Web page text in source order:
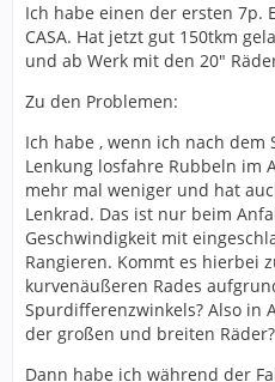
Ich habe einen der ersten 7p.
CASA. Hat jetzt gut 150tkm
und ab Werk mit den 20"
Zu den Problemen:
Ich habe , wenn ich nach
Lenkung losfahre Rubbeln im
mehr mal weniger und hat
Lenkrad. Das ist nur beim
Geschwindigkeit mit
Rangieren. Kommt es hierbei
kurvenäußeren Rades
Spurdifferenzwinkels? Also in
der großen und breiten
Dann habe ich während der